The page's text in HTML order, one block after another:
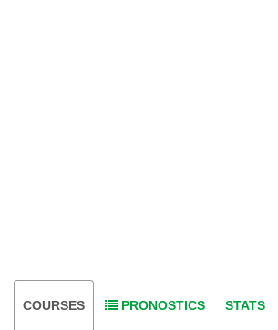
COURSES PRONOSTICS STATS